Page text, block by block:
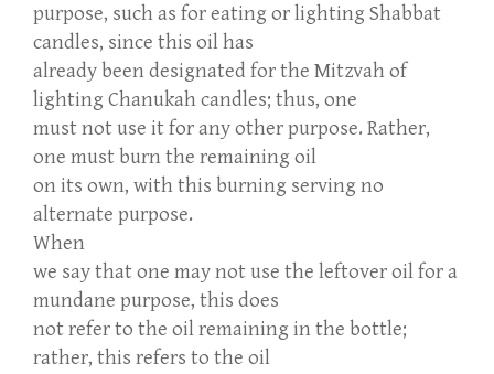
purpose, such as for eating or lighting Shabbat
candles, since this oil has
already been designated for the Mitzvah of
lighting Chanukah candles; thus, one
must not use it for any other purpose. Rather,
one must burn the remaining oil
on its own, with this burning serving no
alternate purpose.
When
we say that one may not use the leftover oil for a
mundane purpose, this does
not refer to the oil remaining in the bottle;
rather, this refers to the oil